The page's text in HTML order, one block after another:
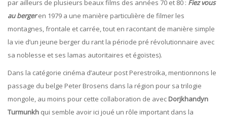
par ailleurs de plusieurs beaux films des années 70 et 80 : Fiez vous
au bergeren 1979 a une manière particulière de filmer les
montagnes, frontale et carrée, tout en racontant de manière simple
la vie d’un jeune berger du rant la période pré révolutionnaire avec
sa noblesse et ses lamas autoritaires et égoïstes).
Dans la catégorie cinéma d’auteur post Perestroïka, mentionnons le
passage du belge Peter Brosens dans la région pour sa trilogie
mongole, au moins pour cette collaboration de avec Dorjkhandyn
Turmunkh qui semble avoir ici joué un rôle important dans la